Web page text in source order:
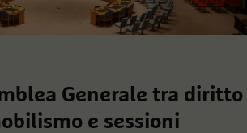
Generale tra diritto
e sessioni